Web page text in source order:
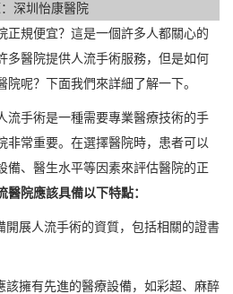
深圳怡康醫院
正規便宜？這是一個許多人都關心的
多醫院提供人流手術服務，但是如何
呢？下面我們來詳細了解一下。
流手術是一種需要專業醫療技術的手
非常重要。在選擇醫院時，患者可以
備、醫生水平等因素來評估醫院的正
院應該具備以下特點：
開展人流手術的資質，包括相關的證書
該擁有先進的醫療設備，如彩超、麻醉